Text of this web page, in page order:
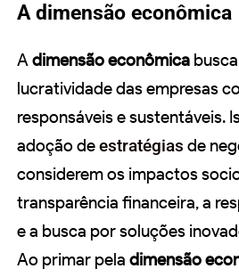
A dimensão econômica
Adimensão econômica
lucratividade das empresas
responsáveis e sustentáveis.
adoção deestratégias de
considerem os impactos
transparência financeira, a
e a busca por soluções
Ao primar pela dimensão